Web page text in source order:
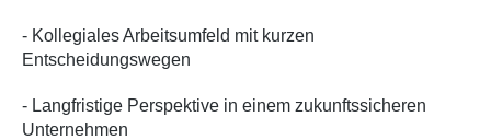
- Kollegiales Arbeitsumfeld mit kurzen
Entscheidungswegen
- Langfristige Perspektive in einem zukunftssicheren
Unternehmen